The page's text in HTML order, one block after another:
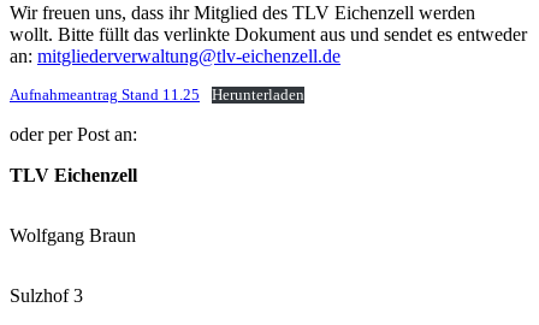
Wir freuen uns, dass ihr Mitglied des TLV Eichenzell werden
wollt. Bitte füllt das verlinkte Dokument aus und sendet es entweder
an: mitgliederverwaltung@tlv-eichenzell.de
Aufnahmeantrag Stand 11.25 Herunterladen
oder per Post an:
TLV Eichenzell
Wolfgang Braun
Sulzhof 3